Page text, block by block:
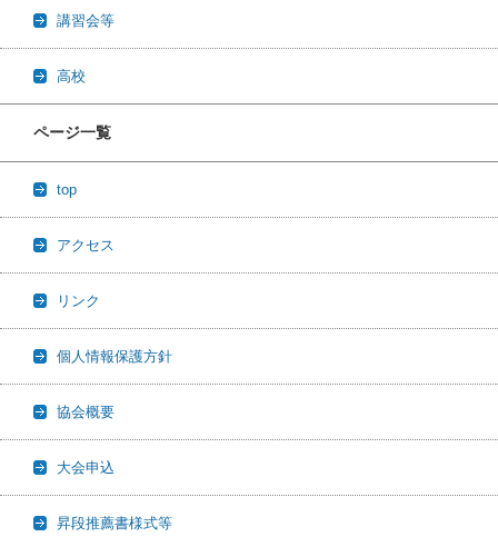
講習会等
高校
ページ一覧
top
アクセス
リンク
個人情報保護方針
協会概要
大会申込
昇段推薦書様式等